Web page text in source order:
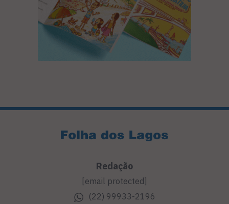
Redação
[email protected]
(22) 99933-2196